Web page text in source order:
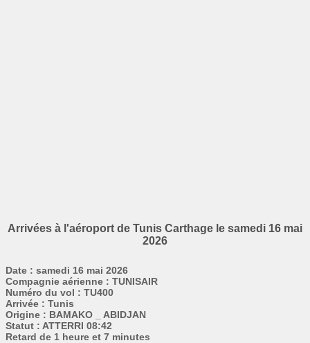
Arrivées à l'aéroport de Tunis Carthage le samedi 16 mai
2026
Date : samedi 16 mai 2026
Compagnie aérienne : TUNISAIR
Numéro du vol : TU400
Arrivée : Tunis
Origine : BAMAKO _ ABIDJAN
Statut : ATTERRI 08:42
Retard de 1 heure et 7 minutes